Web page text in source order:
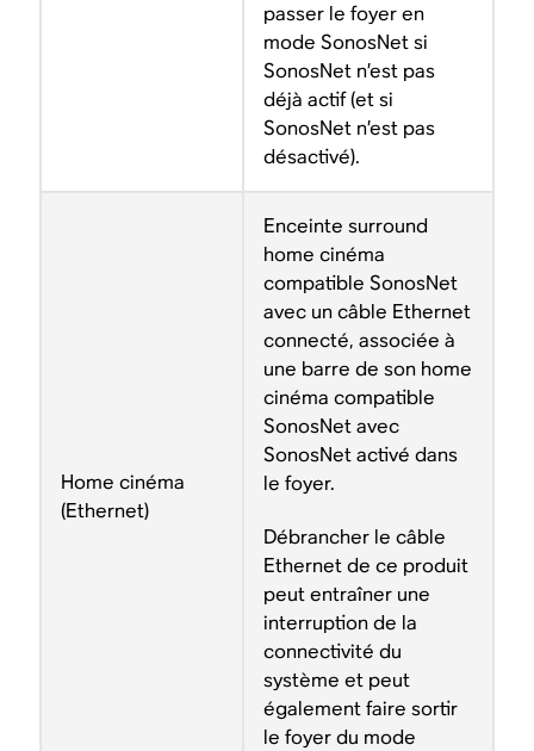
passer le foyer en
mode SonosNet si
SonosNet n’est pas
déjà actif (et si
SonosNet n’est pas
désactivé).
Home cinéma
(Ethernet)
Enceinte surround
home cinéma
compatible SonosNet
avec un câble Ethernet
connecté, associée à
une barre de son home
cinéma compatible
SonosNet avec
SonosNet activé dans
le foyer.
Débrancher le câble
Ethernet de ce produit
peut entraîner une
interruption de la
connectivité du
système et peut
également faire sortir
le foyer du mode